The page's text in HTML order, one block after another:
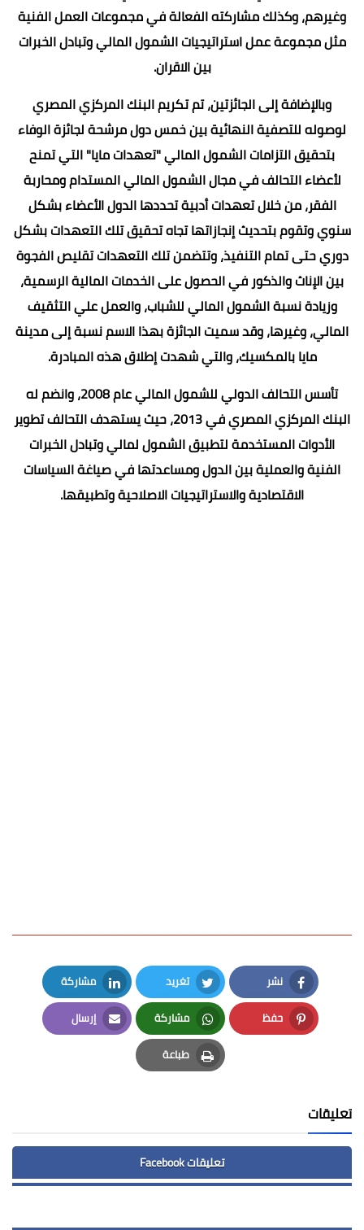
وغيرهم، وكذلك مشاركته الفعالة في مجموعات العمل الفنية
مثل مجموعة عمل استراتيجيات الشمول المالي وتبادل الخبرات
بين الاقران.
وبالإضافة إلى الجائزتين، تم تكريم البنك المركزي المصري
لوصوله للتصفية النهائية بين خمس دول مرشحة لجائزة الوفاء
بتحقيق التزامات الشمول المالي "تعهدات مايا" التي تمنح
لأعضاء التحالف في مجال الشمول المالي المستدام ومحاربة
الفقر، من خلال تعهدات أدبية تحددها الدول الأعضاء بشكل
سنوي وتقوم بتحديث إنجازاتها تجاه تحقيق تلك التعهدات بشكل
دوري حتى تمام التنفيذ، وتتضمن تلك التعهدات تقليص الفجوة
بين الإناث والذكور في الحصول على الخدمات المالية الرسمية،
وزيادة نسبة الشمول المالي للشباب، والعمل علي التثقيف
المالي، وغيرها، وقد سميت الجائزة بهذا الاسم نسبة إلى مدينة
مايا بالمكسيك، والتي شهدت إطلاق هذه المبادرة.
تأسس التحالف الدولي للشمول المالي عام 2008، وانضم له
البنك المركزي المصري في 2013، حيث يستهدف التحالف تطوير
الأدوات المستخدمة لتطبيق الشمول لمالي وتبادل الخبرات
الفنية والعملية بين الدول ومساعدتها في صياغة السياسات
الاقتصادية والاستراتيجيات الاصلاحية وتطبيقها.
نشر
Facebook
تغريد
Twitter
مشاركة
LinkedIn
حفظ
Pinterest
مشاركة
Whatsapp
إرسال
Email
طباعة
Print
تعليقات
تعليقات Facebook